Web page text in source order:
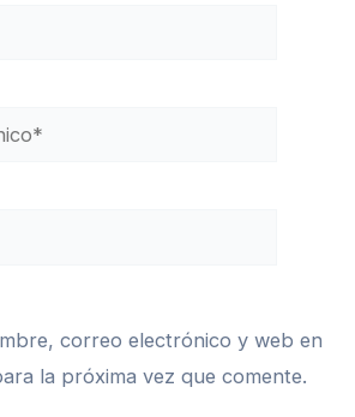
correo electrónico y web en
la próxima vez que comente.